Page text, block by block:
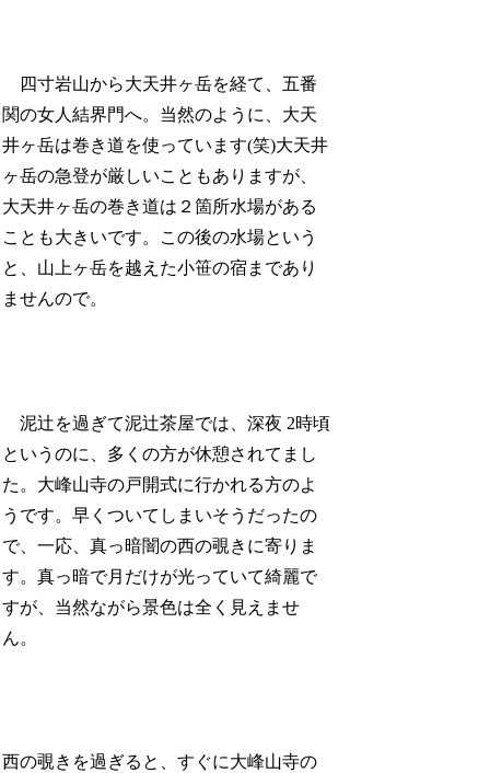
四寸岩山から大天井ヶ岳を経て、五番
関の女人結界門へ。当然のように、大天
井ヶ岳は巻き道を使っています(笑)大天井
ヶ岳の急登が厳しいこともありますが、
大天井ヶ岳の巻き道は２箇所水場がある
ことも大きいです。この後の水場という
と、山上ヶ岳を越えた小笹の宿まであり
ませんので。
泥辻を過ぎて泥辻茶屋では、深夜 2時頃
というのに、多くの方が休憩されてまし
た。大峰山寺の戸開式に行かれる方のよ
うです。早くついてしまいそうだったの
で、一応、真っ暗闇の西の覗きに寄りま
す。真っ暗で月だけが光っていて綺麗で
すが、当然ながら景色は全く見えませ
ん。
西の覗きを過ぎると、すぐに大峰山寺の